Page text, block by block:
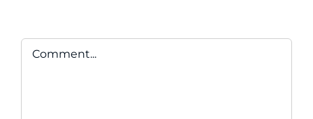
Comment